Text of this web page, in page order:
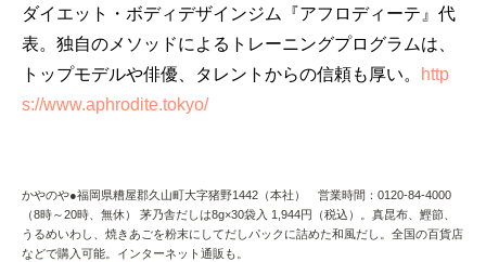
ダイエット・ボディデザインジム『アフロディーテ』代
表。独自のメソッドによるトレーニングプログラムは、
トップモデルや俳優、タレントからの信頼も厚い。
http
s://www.aphrodite.tokyo/
かやのや●福岡県糟屋郡久山町大字猪野1442（本社） 営業時間：0120-84-4000
（8時～20時、無休） 茅乃舎だしは8g×30袋入 1,944円（税込）。真昆布、鰹節、
うるめいわし、焼きあごを粉末にしてだしパックに詰めた和風だし。全国の百貨店
などで購入可能。インターネット通販も。